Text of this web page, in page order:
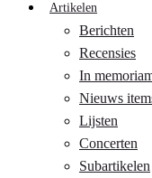
Artikelen
Berichten
Recensies
In
Nieuws
Lijsten
Concerten
Subartikelen